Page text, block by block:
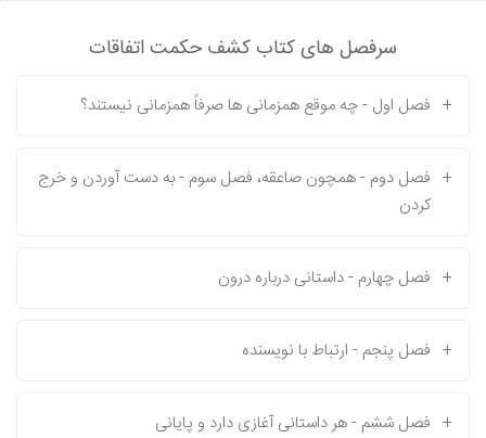
سرفصل های کتاب کشف حکمت اتفاقات
+ فصل اول - چه موقع همزمانی ها صرفاً همزمانی نیستند؟
+ فصل دوم - همچون صاعقه، فصل سوم - به دست آوردن و خرج
کردن
+ فصل چهارم - داستانی درباره درون
+ فصل پنجم - ارتباط با نویسنده
+ فصل ششم - هر داستانی آغازی دارد و پایانی